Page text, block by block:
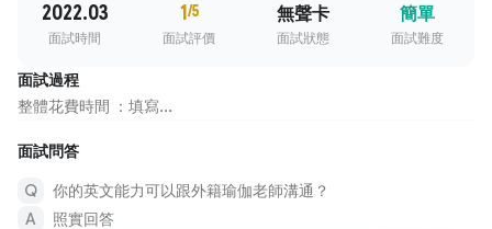
2022.03
面試時間
1/5
面試評價
無聲卡
面試狀態
簡單
面試難度
面試過程
整體花費時間 ：填寫...
面試問答
你的英文能力可以跟外籍瑜伽老師溝通？
照實回答